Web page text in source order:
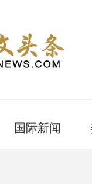
国际新闻